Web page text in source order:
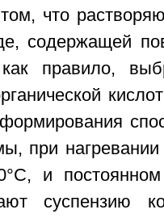
что
содержащей
правило,
при
и
суспензию